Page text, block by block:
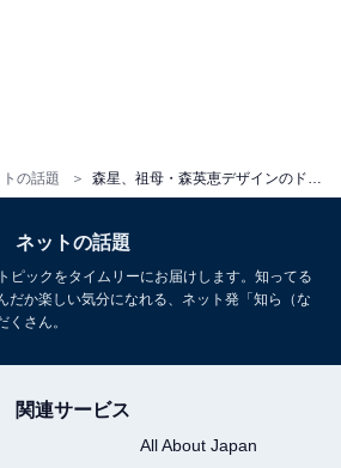
の話題
ネットの話題
ピックをタイムリーにお届けします。知ってる
だか楽しい気分になれる、ネット発「知ら（な
くさん。
関連サービス
All About Japan